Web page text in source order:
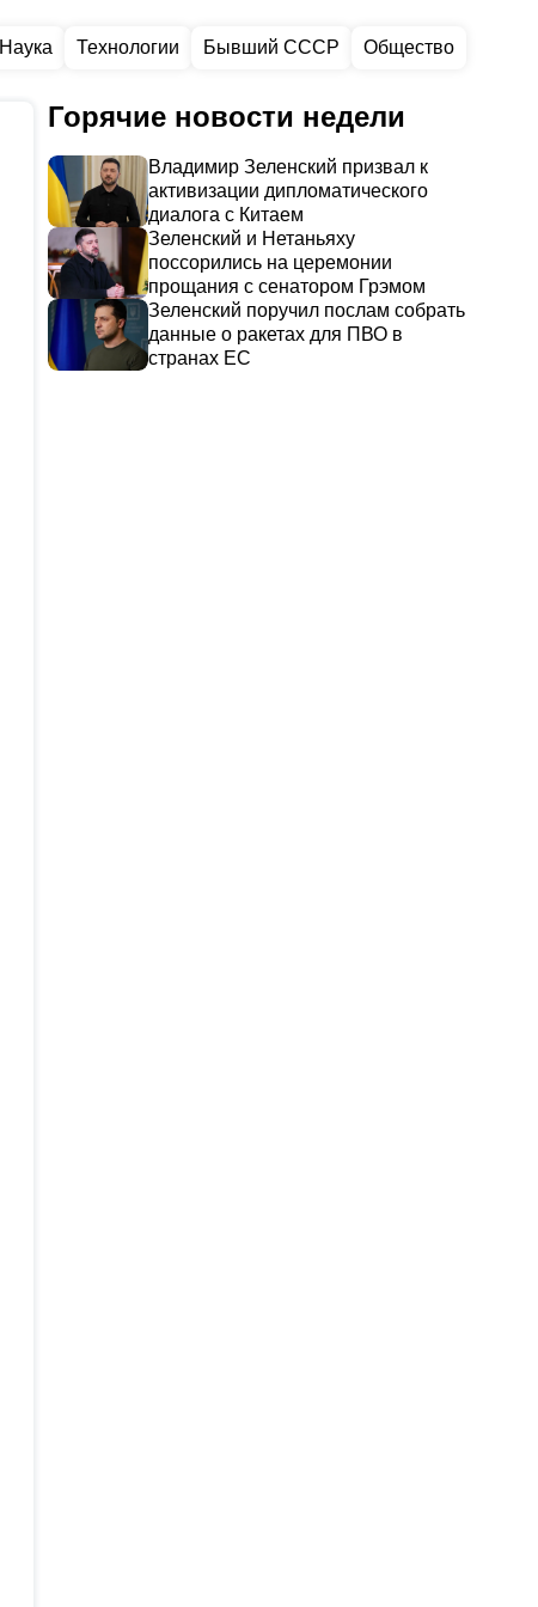
Наука Технологии Бывший СССР Общество
Горячие новости недели
Владимир Зеленский призвал к
активизации дипломатического
диалога с Китаем
Зеленский и Нетаньяху
поссорились на церемонии
прощания с сенатором Грэмом
Зеленский поручил послам собрать
данные о ракетах для ПВО в
странах ЕС